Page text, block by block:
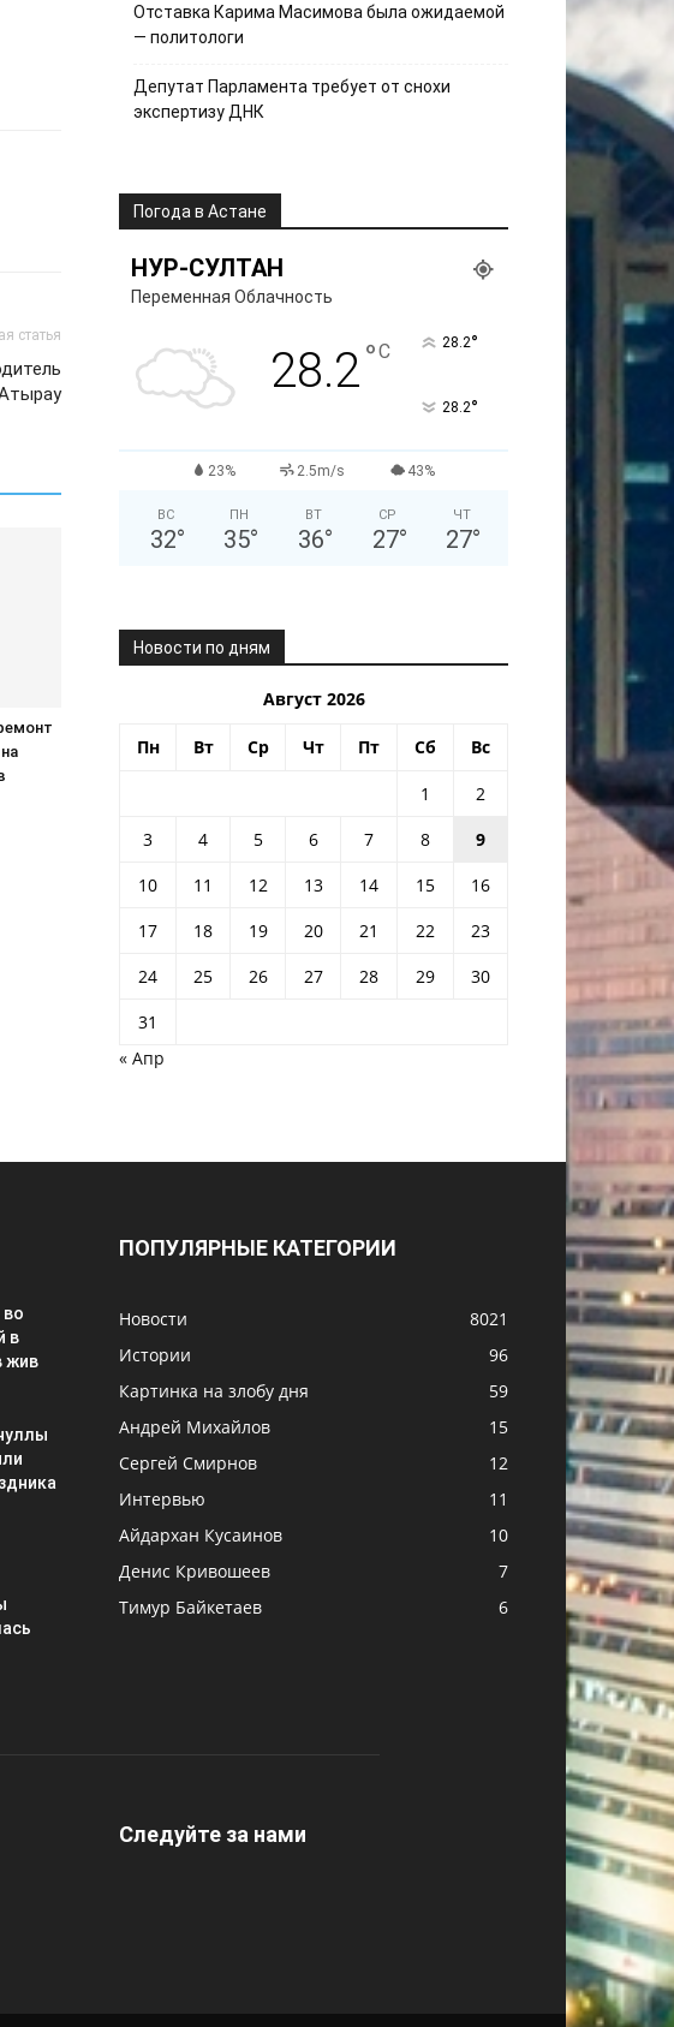
статья
Отставка Карима Масимова была ожидаемой
— политологи
Депутат Парламента требует от снохи
экспертизу ДНК
Погода в Астане
НУР-СУЛТАН
Переменная Облачность
28.2°C 28.2°
28.2°
23% 2.5m/s 43%
ВС
32°
ПН
35°
ВТ
36°
СР
27°
ЧТ
27°
Новости по дням
Август 2026
Пн Вт Ср Чт Пт Сб Вс
1
2
3
4 5 6 7 8
9
10
11 12 13 14 15
16
17
18 19 20 21 22
23
24
25 26 27 28 29
30
31
« Апр
в
жив
ПОПУЛЯРНЫЕ КАТЕГОРИИ
Новости
8021
Истории
96
Картинка на злобу дня
59
Андрей Михайлов
15
Сергей Смирнов
12
Интервью
11
Айдархан Кусаинов
10
Денис Кривошеев
7
Тимур Байкетаев
6
Следуйте за нами